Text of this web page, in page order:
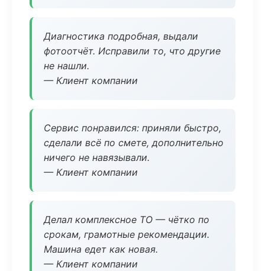
Диагностика подробная, выдали
фотоотчёт. Исправили то, что другие
не нашли.
— Клиент компании
Сервис понравился: приняли быстро,
сделали всё по смете, дополнительно
ничего не навязывали.
— Клиент компании
Делал комплексное ТО — чётко по
срокам, грамотные рекомендации.
Машина едет как новая.
— Клиент компании